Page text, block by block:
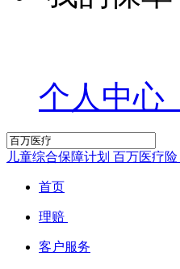
个人中心
儿童综合保障计划 百万医疗险
首页
理赔
客户服务